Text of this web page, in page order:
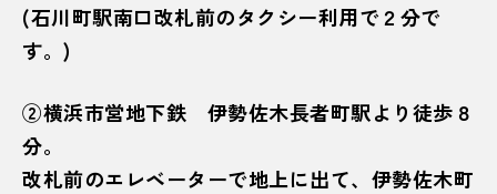
(石川町駅南口改札前のタクシー利用で２分で
す。)
②横浜市営地下鉄 伊勢佐木長者町駅より徒歩８
分。
改札前のエレベーターで地上に出て、伊勢佐木町